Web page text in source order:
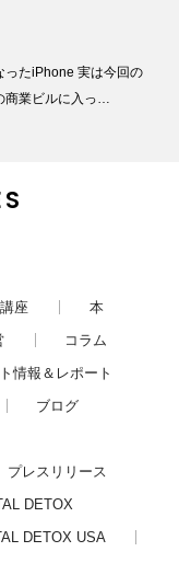
ったiPhone 実は今回の
商業ビルに入っ…
座
本
コラム
情報＆レポート
ブログ
プレスリリース
DETOX
DETOX USA